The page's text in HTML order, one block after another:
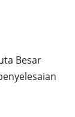
Besar